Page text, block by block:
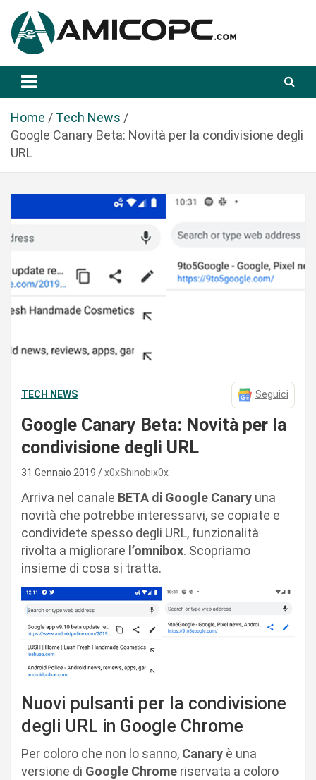
a
Amicopc.com
Home
Tech News
Google Canary Beta: Novità per la condivisione degli
URL
TECH NEWS Seguici
Google Canary Beta: Novità per la
condivisione degli URL
31 Gennaio 2019 x0xShinobix0x
Arriva nel canale BETA di Google Canary una
novità che potrebbe interessarvi, se copiate e
condividete spesso degli URL, funzionalità
rivolta a migliorare l’omnibox. Scopriamo
insieme di cosa si tratta.
Nuovi pulsanti per la condivisione
degli URL in Google Chrome
Per coloro che non lo sanno, Canary è una
versione di Google Chrome riservata a coloro